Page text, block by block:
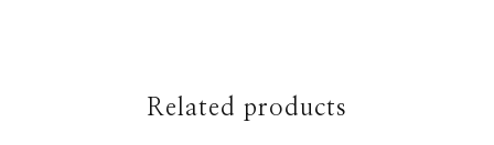
Related products